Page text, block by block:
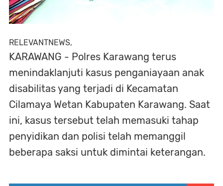
RELEVANTNEWS,
KARAWANG - Polres Karawang terus
menindaklanjuti kasus penganiayaan anak
disabilitas yang terjadi di Kecamatan
Cilamaya Wetan Kabupaten Karawang. Saat
ini, kasus tersebut telah memasuki tahap
penyidikan dan polisi telah memanggil
beberapa saksi untuk dimintai keterangan.